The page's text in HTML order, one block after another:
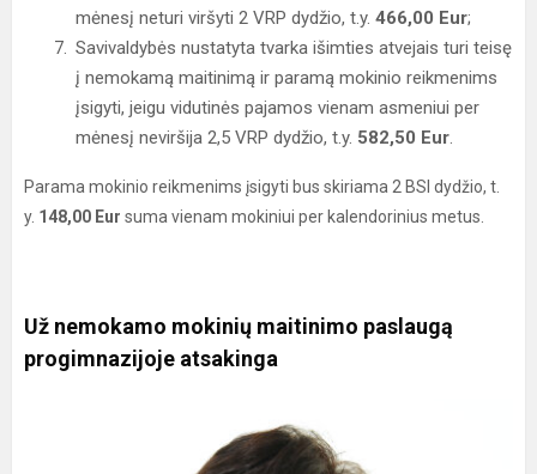
mėnesį neturi viršyti 2 VRP dydžio, t.y. 466,00 Eur;
Savivaldybės nustatyta tvarka išimties atvejais turi teisę
į nemokamą maitinimą ir paramą mokinio reikmenims
įsigyti, jeigu vidutinės pajamos vienam asmeniui per
mėnesį neviršija 2,5 VRP dydžio, t.y. 582,50 Eur.
Parama mokinio reikmenims įsigyti bus skiriama 2 BSI dydžio, t.
y. 148,00 Eur suma vienam mokiniui per kalendorinius metus.
Už nemokamo mokinių maitinimo paslaugą
progimnazijoje atsakinga